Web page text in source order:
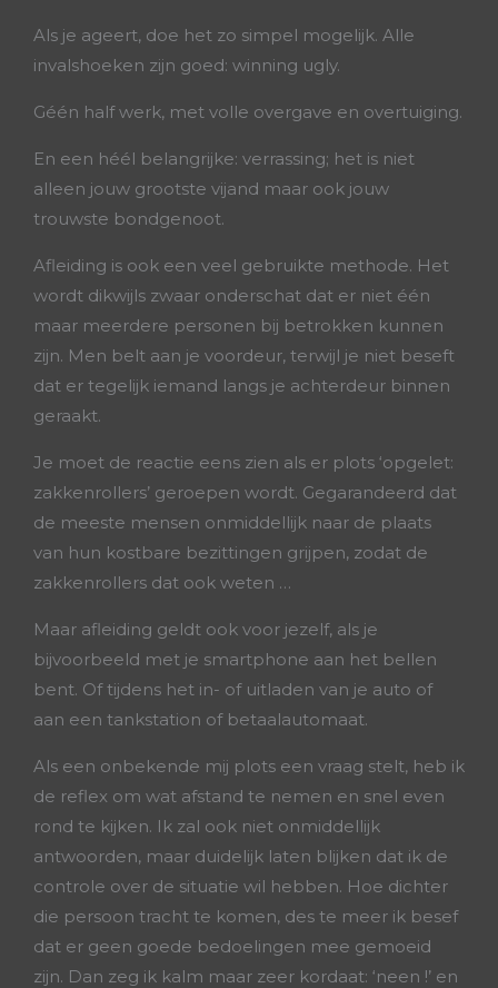
Als je ageert, doe het zo simpel mogelijk. Alle
invalshoeken zijn goed: winning ugly.
Géén half werk, met volle overgave en overtuiging.
En een héél belangrijke: verrassing; het is niet
alleen jouw grootste vijand maar ook jouw
trouwste bondgenoot.
Afleiding is ook een veel gebruikte methode. Het
wordt dikwijls zwaar onderschat dat er niet één
maar meerdere personen bij betrokken kunnen
zijn. Men belt aan je voordeur, terwijl je niet beseft
dat er tegelijk iemand langs je achterdeur binnen
geraakt.
Je moet de reactie eens zien als er plots ‘opgelet:
zakkenrollers’ geroepen wordt. Gegarandeerd dat
de meeste mensen onmiddellijk naar de plaats
van hun kostbare bezittingen grijpen, zodat de
zakkenrollers dat ook weten …
Maar afleiding geldt ook voor jezelf, als je
bijvoorbeeld met je smartphone aan het bellen
bent. Of tijdens het in- of uitladen van je auto of
aan een tankstation of betaalautomaat.
Als een onbekende mij plots een vraag stelt, heb ik
de reflex om wat afstand te nemen en snel even
rond te kijken. Ik zal ook niet onmiddellijk
antwoorden, maar duidelijk laten blijken dat ik de
controle over de situatie wil hebben. Hoe dichter
die persoon tracht te komen, des te meer ik besef
dat er geen goede bedoelingen mee gemoeid
zijn. Dan zeg ik kalm maar zeer kordaat: ‘neen !’ en